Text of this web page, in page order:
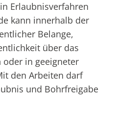
Erlaubnisverfahren
kann innerhalb der
Belange,
über das
in geeigneter
den Arbeiten darf
und Bohrfreigabe